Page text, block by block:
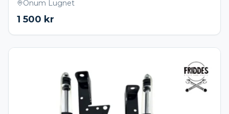
Önum Lugnet
1 500 kr